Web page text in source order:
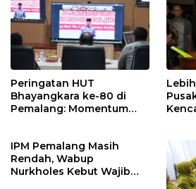
Peringatan HUT
Bhayangkara ke-80 di
Pemalang: Momentum
IPM Pemalang Masih
Rendah, Wabup
Nurkholes Kebut Wajib